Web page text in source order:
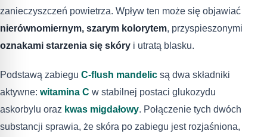
zanieczyszczeń powietrza. Wpływ ten może się objawiać
nierównomiernym, szarym kolorytem, przyspieszonymi
oznakami starzenia się skóry i utratą blasku.
Podstawą zabiegu C-flush mandelic są dwa składniki
aktywne: witamina C w stabilnej postaci glukozydu
askorbylu oraz kwas migdałowy. Połączenie tych dwóch
substancji sprawia, że skóra po zabiegu jest rozjaśniona,